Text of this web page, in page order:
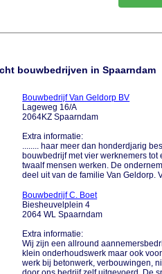
bouwbedrijven in Spaarndam
Bouwbedrijf Van Geldorp BV
Lageweg 16/A
2064KZ Spaarndam
Extra informatie:
........ haar meer dan honderdjarig
bouwbedrijf met vier werknemers
twaalf mensen werken. De
deel uit van de familie Van Geldorp.
Bouwbedrijf C. Boet
Biesheuvelplein 4
2064 WL Spaarndam
Extra informatie:
Wij zijn een allround
klein onderhoudswerk maar ook
werk bij betonwerk, verbouwingen,